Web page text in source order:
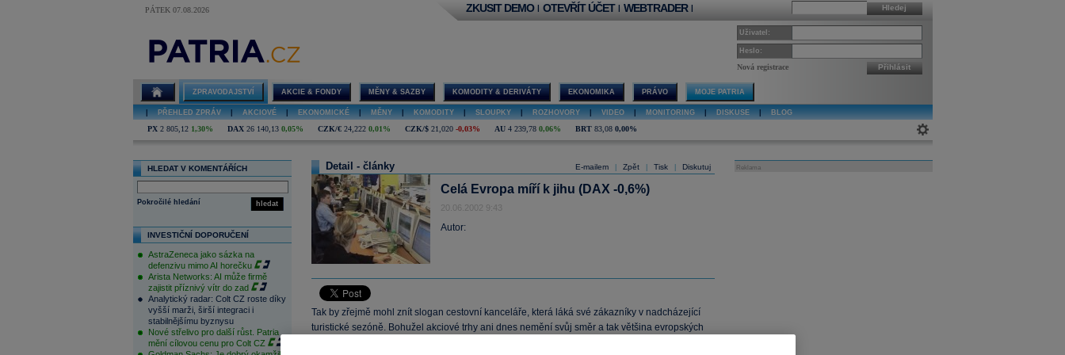
PÁTEK 07.08.2026 Hledej
ZKUSIT DEMO | OTEVŘÍT ÚČET | WEBTRADER |
Uživatel:
Heslo:
Nová registrace Přihlásit
ZPRAVODAJSTVÍ AKCIE & FONDY MĚNY & SAZBY KOMODITY & DERIVÁTY EKONOMIKA PRÁVO MOJE PATRIA
PŘEHLED ZPRÁV AKCIOVÉ EKONOMICKÉ MĚNY KOMODITY SLOUPKY ROZHOVORY VIDEO MONITORING DISKUSE BLOG
PX 2 805,12 1,30% DAX 26 140,13 0,05% CZK/€ 24,222 0,01% CZK/$ 21,020 -0,03% AU 4 239,78 0,06% BRT 83,08 0,00%
HLEDAT V KOMENTÁŘÍCH
hledat
Pokročilé hledání
INVESTIČNÍ DOPORUČENÍ
AstraZeneca jako sázka na
defenzivu mimo AI horečku
Arista Networks: AI může firmě
zajistit příznivý vítr do zad
Analytický radar: Colt CZ roste díky
vyšší marži, širší integraci i
stabilnějšímu byznysu
Nové střelivo pro další růst. Patria
mění cílovou cenu pro Colt CZ
E-mailem Zpět Tisk Diskutuj
Detail - články
Celá Evropa míří k jihu (DAX -0,6%)
20.06.2002 9:43
Autor:
Tak by zřejmě mohl znít slogan cestovní kanceláře, která láká své zákazníky v nadcházející
turistické sezóně. Bohužel akciové trhy ani dnes nemění svůj směr a tak většina evropských
Reklama